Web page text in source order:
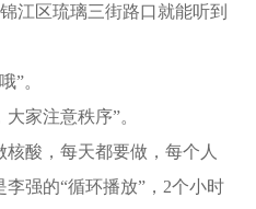
江区琉璃三街路口就能听到
”。
家注意秩序”。
酸，每天都要做，每个人
强的“循环播放”，2个小时